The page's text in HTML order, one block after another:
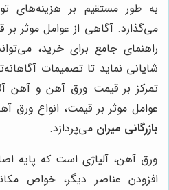
به طور مستقیم بر هزینه‌های
می‌گذارد. آگاهی از عوامل موثر
راهنمای جامع برای خرید،
شایانی نماید تا تصمیمات
عوامل موثر بر قیمت، انواع ورق
بازرگانی میران می‌پردازد.
ورق آهن، آلیاژی است که پایه
افزودن عناصر دیگر، خواص